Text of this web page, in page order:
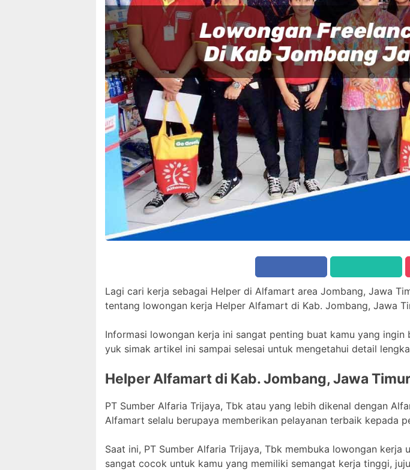
Lagi cari kerja sebagai Helper di Alfamart area Jombang, Jawa
tentang lowongan kerja Helper Alfamart di Kab. Jombang, Jawa
Informasi lowongan kerja ini sangat penting buat kamu yang
yuk simak artikel ini sampai selesai untuk mengetahui detail
Helper Alfamart di Kab. Jombang, Jawa Timur
PT Sumber Alfaria Trijaya, Tbk atau yang lebih dikenal dengan
Alfamart selalu berupaya memberikan pelayanan terbaik kepada
Saat ini, PT Sumber Alfaria Trijaya, Tbk membuka lowongan
sangat cocok untuk kamu yang memiliki semangat kerja tinggi,